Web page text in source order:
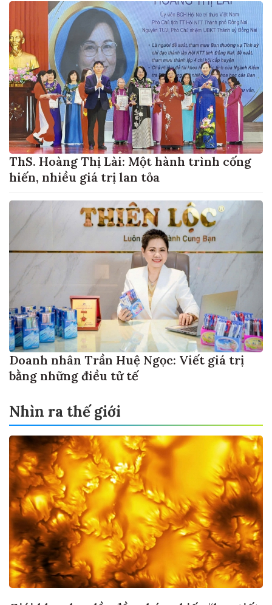
ThS. Hoàng Thị Lài: Một hành trình cống
hiến, nhiều giá trị lan tỏa
Doanh nhân Trần Huệ Ngọc: Viết giá trị
bằng những điều tử tế
Nhìn ra thế giới